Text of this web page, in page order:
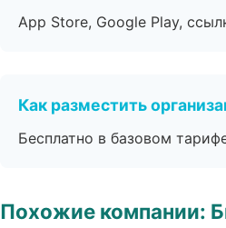
App Store, Google Play,
Как разместить
Бесплатно в базовом
Похожие компании: